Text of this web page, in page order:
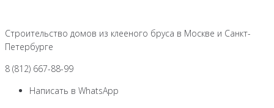
контенту
Строительство домов из клееного бруса в Москве и Санкт-
Петербурге
8 (812) 667-88-99
Написать в WhatsApp